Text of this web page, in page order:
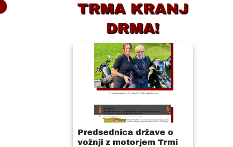
TRMA KRANJ
DRMA!
Predsednica države o
vožnji z motorjem Trmi